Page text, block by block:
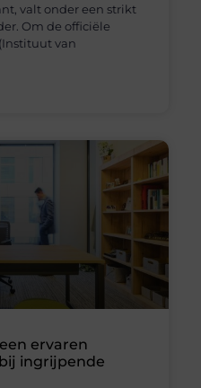
valt onder een strikt
Om de officiële
van
ervaren
ingrijpende